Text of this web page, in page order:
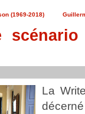
(1969-2018)
La